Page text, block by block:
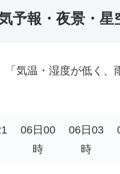
予報・夜景・星
「気温・湿度が低く
06日00
時
06日03
時